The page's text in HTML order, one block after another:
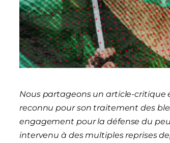
Nous partageons un article-critique
reconnu pour son traitement des
engagement pour la défense du
intervenu à des multiples reprises